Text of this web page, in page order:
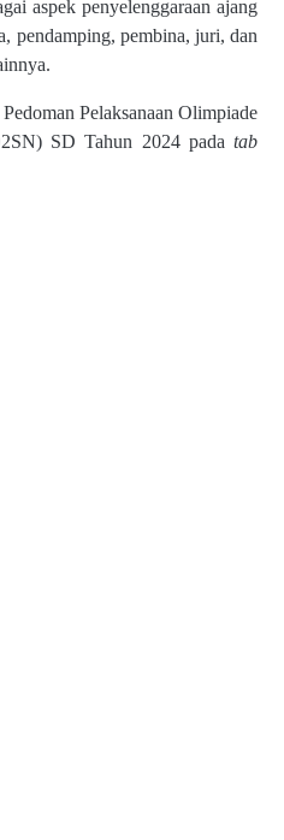
aspek penyelenggaraan ajang
pendamping, pembina, juri, dan
Pelaksanaan Olimpiade
SD Tahun 2024 pada tab